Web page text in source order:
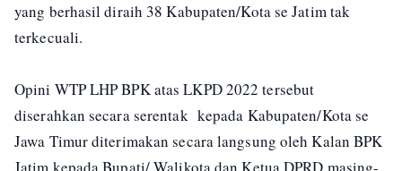
yang berhasil diraih 38 Kabupaten/Kota se Jatim tak
terkecuali.
Opini WTP LHP BPK atas LKPD 2022 tersebut
diserahkan secara serentak kepada Kabupaten/Kota se
Jawa Timur diterimakan secara langsung oleh Kalan BPK